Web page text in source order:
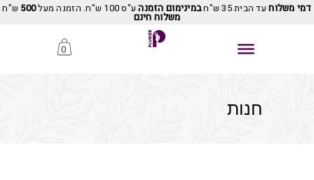
דמי משלוחעד הבית 35 ש"ח במינימום הזמנהע"ס 100 ש"ח. הזמנה מעל 500 ש"ח
משלוח חינם
0
חנות